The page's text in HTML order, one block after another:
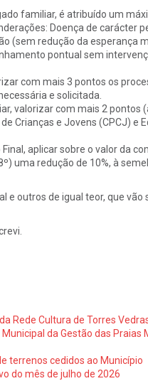
familiar, é atribuído um
Doença de carácter
(sem redução da esperança
pontual sem
com mais 3 pontos os
e solicitada.
valorizar com mais 2 pontos
Crianças e Jovens (CPCJ) e
aplicar sobre o valor da
uma redução de 10%, à
e outros de igual teor, que
Rede Cultura de Torres
da Gestão das Praias
terrenos cedidos ao Município
do mês de julho de 2026